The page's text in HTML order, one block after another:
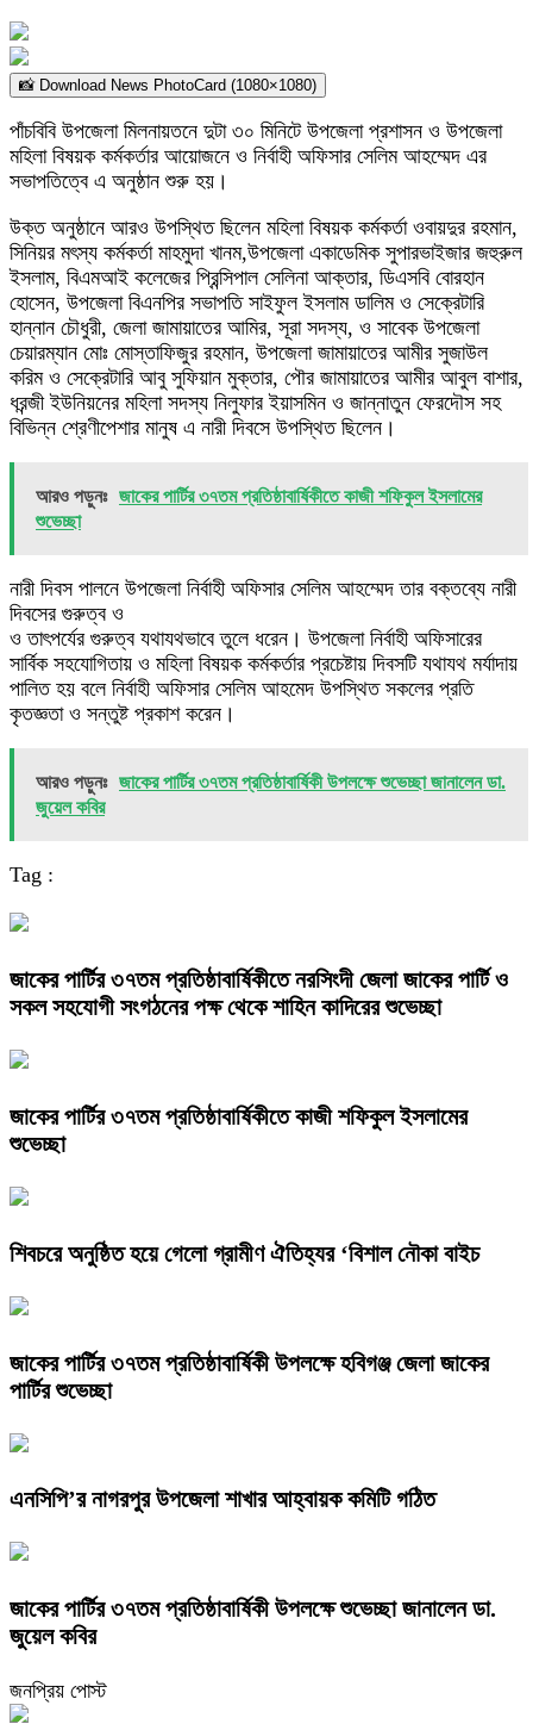
📸 Download News PhotoCard (1080×1080)
পাঁচবিবি উপজেলা মিলনায়তনে দুটা ৩০ মিনিটে উপজেলা প্রশাসন ও উপজেলা
মহিলা বিষয়ক কর্মকর্তার আয়োজনে ও নির্বাহী অফিসার সেলিম আহম্মেদ এর
সভাপতিত্বে এ অনুষ্ঠান শুরু হয়।
উক্ত অনুষ্ঠানে আরও উপস্থিত ছিলেন মহিলা বিষয়ক কর্মকর্তা ওবায়দুর রহমান,
সিনিয়র মৎস্য কর্মকর্তা মাহমুদা খানম,উপজেলা একাডেমিক সুপারভাইজার জহুরুল
ইসলাম, বিএমআই কলেজের প্রিন্সিপাল সেলিনা আক্তার, ডিএসবি বোরহান
হোসেন, উপজেলা বিএনপির সভাপতি সাইফুল ইসলাম ডালিম ও সেক্রেটারি
হান্নান চৌধুরী, জেলা জামায়াতের আমির, সূরা সদস্য, ও সাবেক উপজেলা
চেয়ারম্যান মোঃ মোস্তাফিজুর রহমান, উপজেলা জামায়াতের আমীর সুজাউল
করিম ও সেক্রেটারি আবু সুফিয়ান মুক্তার, পৌর জামায়াতের আমীর আবুল বাশার,
ধরন্জী ইউনিয়নের মহিলা সদস্য নিলুফার ইয়াসমিন ও জান্নাতুন ফেরদৌস সহ
বিভিন্ন শ্রেণীপেশার মানুষ এ নারী দিবসে উপস্থিত ছিলেন।
আরও পড়ুনঃ জাকের পার্টির ৩৭তম প্রতিষ্ঠাবার্ষিকীতে কাজী শফিকুল ইসলামের
শুভেচ্ছা
নারী দিবস পালনে উপজেলা নির্বাহী অফিসার সেলিম আহম্মেদ তার বক্তব্যে নারী
দিবসের গুরুত্ব ও
ও তাৎপর্যের গুরুত্ব যথাযথভাবে তুলে ধরেন। উপজেলা নির্বাহী অফিসারের
সার্বিক সহযোগিতায় ও মহিলা বিষয়ক কর্মকর্তার প্রচেষ্টায় দিবসটি যথাযথ মর্যাদায়
পালিত হয় বলে নির্বাহী অফিসার সেলিম আহমেদ উপস্থিত সকলের প্রতি
কৃতজ্ঞতা ও সন্তুষ্ট প্রকাশ করেন।
আরও পড়ুনঃ জাকের পার্টির ৩৭তম প্রতিষ্ঠাবার্ষিকী উপলক্ষে শুভেচ্ছা জানালেন ডা.
জুয়েল কবির
Tag :
জাকের পার্টির ৩৭তম প্রতিষ্ঠাবার্ষিকীতে নরসিংদী জেলা জাকের পার্টি ও
সকল সহযোগী সংগঠনের পক্ষ থেকে শাহিন কাদিরের শুভেচ্ছা
জাকের পার্টির ৩৭তম প্রতিষ্ঠাবার্ষিকীতে কাজী শফিকুল ইসলামের
শুভেচ্ছা
শিবচরে অনুষ্ঠিত হয়ে গেলো গ্রামীণ ঐতিহ্যর ‘বিশাল নৌকা বাইচ
জাকের পার্টির ৩৭তম প্রতিষ্ঠাবার্ষিকী উপলক্ষে হবিগঞ্জ জেলা জাকের
পার্টির শুভেচ্ছা
এনসিপি’র নাগরপুর উপজেলা শাখার আহ্বায়ক কমিটি গঠিত
জাকের পার্টির ৩৭তম প্রতিষ্ঠাবার্ষিকী উপলক্ষে শুভেচ্ছা জানালেন ডা.
জুয়েল কবির
জনপ্রিয় পোস্ট